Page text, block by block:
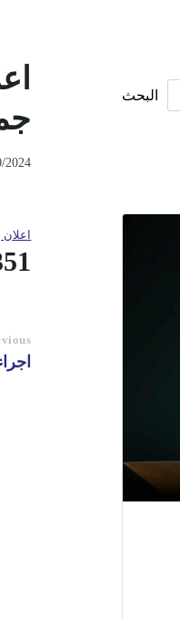
2024
البحث